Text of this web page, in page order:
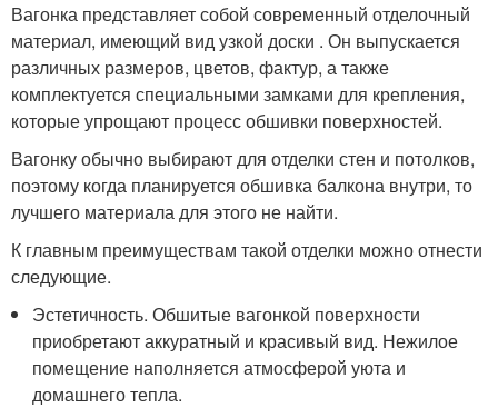
Вагонка представляет собой современный отделочный
материал, имеющий вид узкой доски . Он выпускается
различных размеров, цветов, фактур, а также
комплектуется специальными замками для крепления,
которые упрощают процесс обшивки поверхностей.
Вагонку обычно выбирают для отделки стен и потолков,
поэтому когда планируется обшивка балкона внутри, то
лучшего материала для этого не найти.
К главным преимуществам такой отделки можно отнести
следующие.
Эстетичность. Обшитые вагонкой поверхности
приобретают аккуратный и красивый вид. Нежилое
помещение наполняется атмосферой уюта и
домашнего тепла.